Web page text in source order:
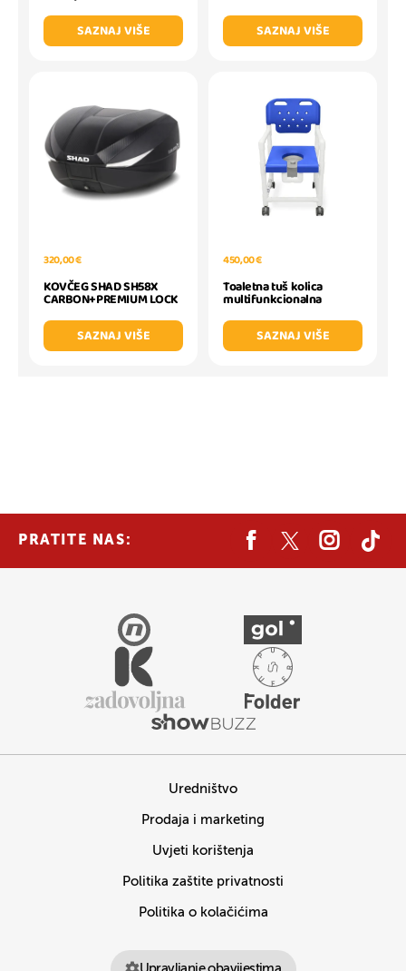
SAZNAJ VIŠE
SAZNAJ VIŠE
320,00 €
KOVČEG SHAD SH58X
CARBON+PREMIUM LOCK
SAZNAJ VIŠE
450,00 €
Toaletna tuš kolica
multifunkcionalna
SAZNAJ VIŠE
PRATITE NAS:
Uredništvo
Prodaja i marketing
Uvjeti korištenja
Politika zaštite privatnosti
Politika o kolačićima